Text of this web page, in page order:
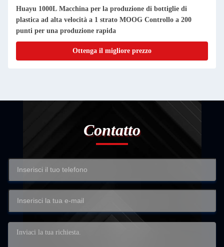
Huayu 1000L Macchina per la produzione di bottiglie di
plastica ad alta velocità a 1 strato MOOG Controllo a 200
punti per una produzione rapida
Ottenga il migliore prezzo
Contatto